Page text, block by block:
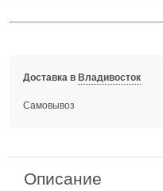
Доставка вВладивосток
Самовывоз
Описание